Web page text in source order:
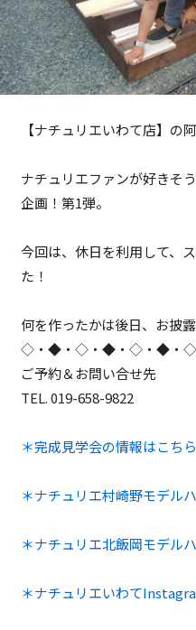
【ナチュリエいわて店】の
ナチュリエファンが好きそ
企画！第1弾。
今回は、休日を利用して、
た！
何を作ったかは後日、お披露
◇・◆・◇・◆・◇・◆・
ご予約＆お問い合せ先
TEL. 019-658-9822
＊完成見学会の情報はこち
＊ナチュリエ村崎野モデル
＊ナチュリエ北飯岡モデル
＊ナチュリエいわて